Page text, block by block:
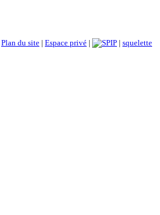
Plan du site | Espace privé | | squelette